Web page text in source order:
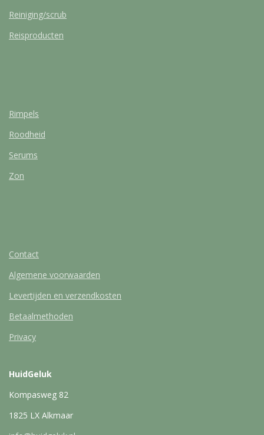
Reiniging/scrub
Reisproducten
Rimpels
Roodheid
Serums
Zon
Contact
Algemene voorwaarden
Levertijden en verzendkosten
Betaalmethoden
Privacy
HuidGeluk
Kompasweg 82
1825 LX Alkmaar